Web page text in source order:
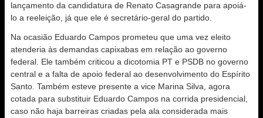
lançamento da candidatura de Renato Casagrande para apoiá-
lo a reeleição, já que ele é secretário-geral do partido.
Na ocasião Eduardo Campos prometeu que uma vez eleito
atenderia às demandas capixabas em relação ao governo
federal. Ele também criticou a dicotomia PT e PSDB no governo
central e a falta de apoio federal ao desenvolvimento do Espírito
Santo. Também esteve presente a vice Marina Silva, agora
cotada para substituir Eduardo Campos na corrida presidencial,
caso não haja barreiras criadas pela ala considerada mais